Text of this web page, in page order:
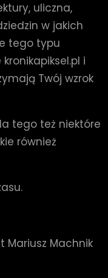
uliczna,
w jakich
tego typu
i
Twój wzrok
tego też niektóre
również
Mariusz Machnik